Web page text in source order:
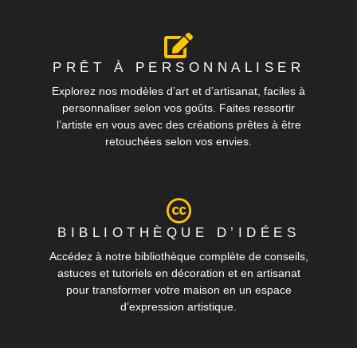
PRÊT À PERSONNALISER
Explorez nos modèles d’art et d’artisanat, faciles à
personnaliser selon vos goûts. Faites ressortir
l’artiste en vous avec des créations prêtes à être
retouchées selon vos envies.
BIBLIOTHÈQUE D’IDÉES
Accédez à notre bibliothèque complète de conseils,
astuces et tutoriels en décoration et en artisanat
pour transformer votre maison en un espace
d’expression artistique.